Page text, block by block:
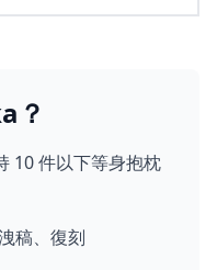
？
10 件以下等身抱枕
稿、復刻